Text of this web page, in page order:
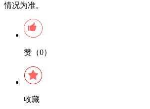
情况为准。
赞（0）
收藏